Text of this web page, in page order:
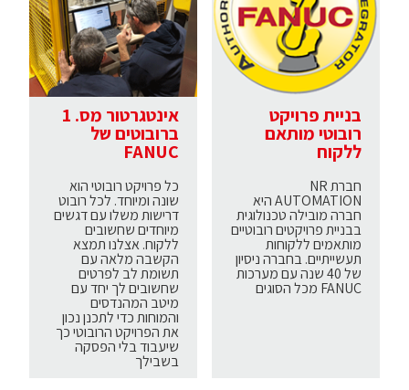
בניית פרויקט
רובוטי מותאם
ללקוח
חברת NR
AUTOMATION היא
חברה מובילה טכנולוגית
בבניית פרויקטים רובוטיים
מותאמים ללקוחות
תעשייתיים. בחברה ניסיון
של 40 שנה עם מערכות
FANUC מכל הסוגים
אינטגרטור מס. 1
ברובוטים של
FANUC
כל פרויקט רובוטי הוא
שונה ומיוחד. לכל רובוט
דרישות משלו עם דגשים
מיוחדים שחשובים
ללקוח. אצלנו תמצא
הקשבה מלאה עם
תשומת לב לפרטים
שחשובים לך יחד עם
מיטב המהנדסים
והמוחות כדי לתכנן נכון
את הפרויקט הרובוטי כך
שיעבוד בלי הפסקה
בשבילך